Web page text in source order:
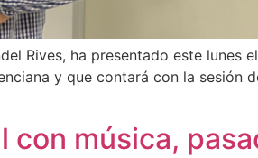
Rives, ha presentado este lunes
y que contará con la sesión
con música,